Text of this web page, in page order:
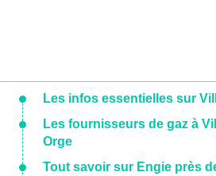
Les infos essentielles sur
Les fournisseurs de gaz à
Orge
Tout savoir sur Engie près